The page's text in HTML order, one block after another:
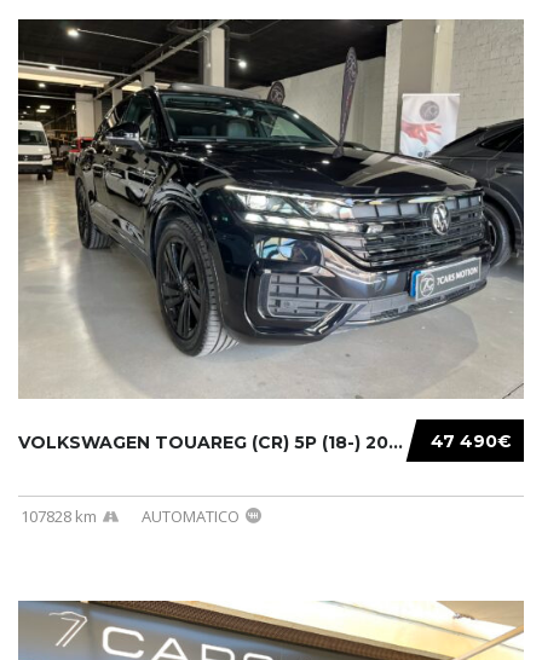
47 490€
VOLKSWAGEN TOUAREG (CR) 5P (18-) 2021...
107828 km AUTOMATICO